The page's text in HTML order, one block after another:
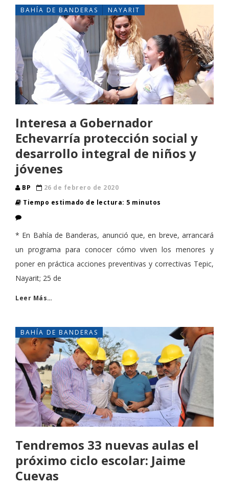
BAHÍA DE BANDERAS NAYARIT
Interesa a Gobernador
Echevarría protección social y
desarrollo integral de niños y
jóvenes
BP
26 de febrero de 2020
Tiempo estimado de lectura: 5 minutos
* En Bahía de Banderas, anunció que, en breve, arrancará
un programa para conocer cómo viven los menores y
poner en práctica acciones preventivas y correctivas Tepic,
Nayarit; 25 de
Leer Más…
BAHÍA DE BANDERAS
Tendremos 33 nuevas aulas el
próximo ciclo escolar: Jaime
Cuevas